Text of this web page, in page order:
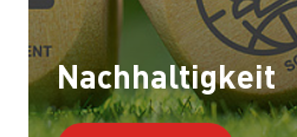
Nachhaltigkeit